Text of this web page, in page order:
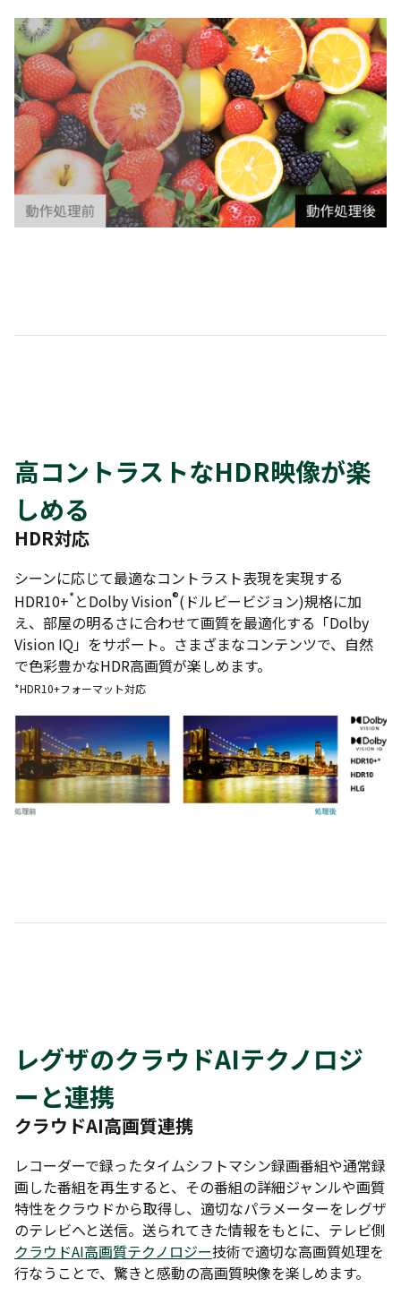
高コントラストなHDR映像が楽
しめる
HDR対応
シーンに応じて最適なコントラスト表現を実現する
HDR10+*とDolby Vision®(ドルビービジョン)規格に加
え、部屋の明るさに合わせて画質を最適化する「Dolby
Vision IQ」をサポート。さまざまなコンテンツで、自然
で色彩豊かなHDR高画質が楽しめます。
*HDR10+フォーマット対応
レグザのクラウドAIテクノロジ
ーと連携
クラウドAI高画質連携
レコーダーで録ったタイムシフトマシン録画番組や通常録
画した番組を再生すると、その番組の詳細ジャンルや画質
特性をクラウドから取得し、適切なパラメーターをレグザ
のテレビへと送信。送られてきた情報をもとに、テレビ側
クラウドAI高画質テクノロジー技術で適切な高画質処理を
行なうことで、驚きと感動の高画質映像を楽しめます。